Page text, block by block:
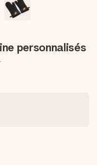
personnalisés